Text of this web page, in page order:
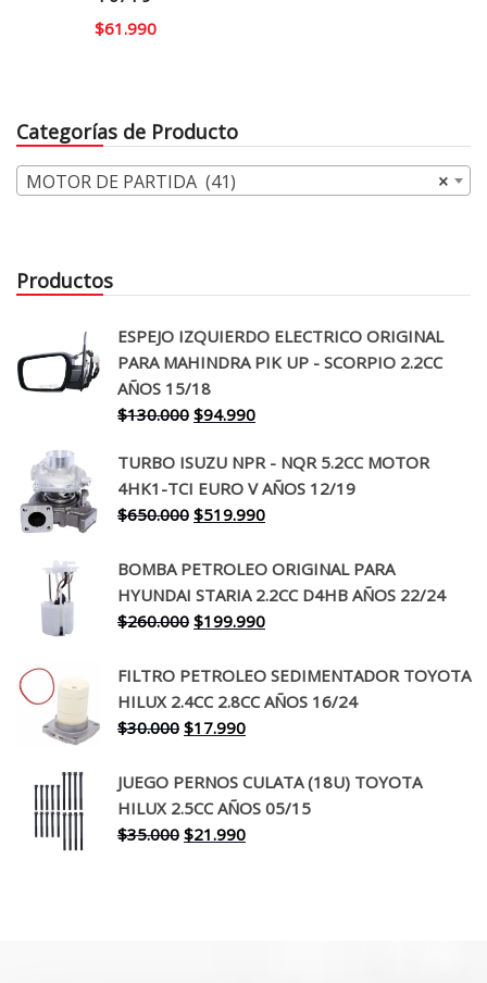
$61.990
Categorías de Producto
×
MOTOR DE PARTIDA (41)
Productos
ESPEJO IZQUIERDO ELECTRICO ORIGINAL
PARA MAHINDRA PIK UP - SCORPIO 2.2CC
AÑOS 15/18
$130.000 El
original
era:
$130.000.
$94.990El
actual
es:
$94.990.
TURBO ISUZU NPR - NQR 5.2CC MOTOR
4HK1-TCI EURO V AÑOS 12/19
$650.000 El
original
era:
$650.000.
$519.990El
actual
es:
$519.990.
BOMBA PETROLEO ORIGINAL PARA
HYUNDAI STARIA 2.2CC D4HB AÑOS 22/24
$260.000 El
original
era:
$260.000.
$199.990El
actual
es:
FILTRO PETROLEO SEDIMENTADOR TOYOTA
HILUX 2.4CC 2.8CC AÑOS 16/24
$30.000 El
original
era:
$30.000.
$17.990El
actual
es:
$17.990.
JUEGO PERNOS CULATA (18U) TOYOTA
HILUX 2.5CC AÑOS 05/15
$35.000 El
$21.990El